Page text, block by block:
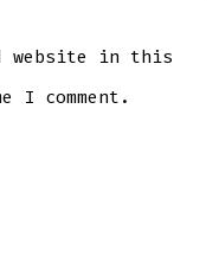
website in this
I comment.